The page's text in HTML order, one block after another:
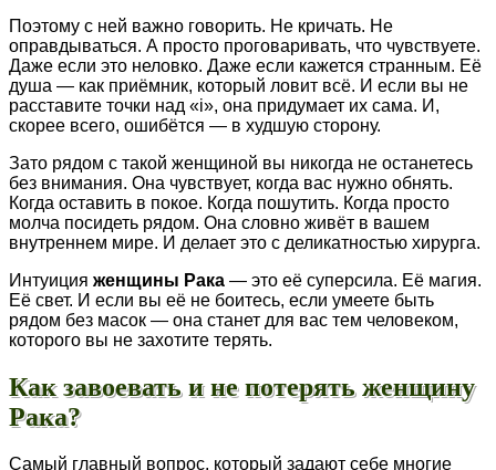
Поэтому с ней важно говорить. Не кричать. Не
оправдываться. А просто проговаривать, что чувствуете.
Даже если это неловко. Даже если кажется странным. Её
душа — как приёмник, который ловит всё. И если вы не
расставите точки над «i», она придумает их сама. И,
скорее всего, ошибётся — в худшую сторону.
Зато рядом с такой женщиной вы никогда не останетесь
без внимания. Она чувствует, когда вас нужно обнять.
Когда оставить в покое. Когда пошутить. Когда просто
молча посидеть рядом. Она словно живёт в вашем
внутреннем мире. И делает это с деликатностью хирурга.
Интуиция женщины Рака — это её суперсила. Её магия.
Её свет. И если вы её не боитесь, если умеете быть
рядом без масок — она станет для вас тем человеком,
которого вы не захотите терять.
Как завоевать и не потерять женщину
Рака?
Самый главный вопрос, который задают себе многие